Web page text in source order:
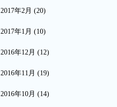
2017年2月 (20)
2017年1月 (10)
2016年12月 (12)
2016年11月 (19)
2016年10月 (14)